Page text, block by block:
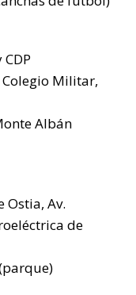
Militar,
Albán
Ostia, Av.
de